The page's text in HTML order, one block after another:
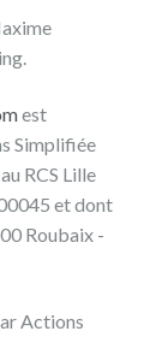
est
Simplifiée
RCS Lille
et dont
Roubaix -
Actions